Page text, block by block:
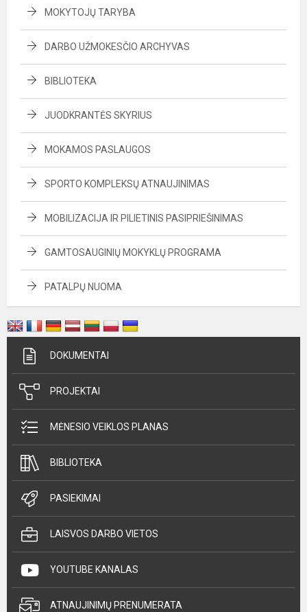
MOKYTOJŲ TARYBA
DARBO UŽMOKESČIO ARCHYVAS
BIBLIOTEKA
JUODKRANTĖS SKYRIUS
MOKAMOS PASLAUGOS
SPORTO KOMPLEKSŲ ATNAUJINIMAS
MOBILIZACIJA IR PILIETINIS PASIPRIEŠINIMAS
GAMTOSAUGINIŲ MOKYKLŲ PROGRAMA
PATALPŲ NUOMA
DOKUMENTAI
PROJEKTAI
MĖNESIO VEIKLOS PLANAS
BIBLIOTEKA
PASIEKIMAI
LAISVOS DARBO VIETOS
YOUTUBE KANALAS
ATNAUJINIMŲ PRENUMERATA